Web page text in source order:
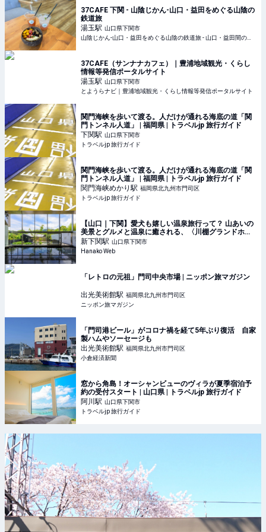
37CAFE 下関 - 山陰じかん-山口・益田をめぐる山陰の
鉄道旅
湯玉駅 山口県下関市
37CAFE（サンナナカフェ）｜豊浦地域観光・くらし
情報等発信ポータルサイト
湯玉駅 山口県下関市
とようらナビ｜豊浦地域観光・くらし情報等発信ポータルサイト
関門海峡を歩いて渡る。人だけが通れる海底の道「関
門トンネル人道」 | 福岡県 | トラベルjp 旅行ガイド
下関駅 山口県下関市
トラベルjp 旅行ガイド
関門海峡を歩いて渡る。人だけが通れる海底の道「関
門トンネル人道」 | 福岡県 | トラベルjp 旅行ガイド
関門海峡めかり駅 福岡県北九州市門司区
トラベルjp 旅行ガイド
【山口｜下関】愛犬も嬉しい温泉旅行って？ 山あいの
美景とグルメと温泉に癒される、〈川棚グランドホテ
ルお多福〉の休日。
新下関駅 山口県下関市
Hanako Web
「レトロの元祖」門司中央市場 | ニッポン旅マガジン
出光美術館駅 福岡県北九州市門司区
ニッポン旅マガジン
「門司港ビール」がコロナ禍を経て5年ぶり復活 自家
製ハムやソーセージも
出光美術館駅 福岡県北九州市門司区
小倉経済新聞
窓から角島！オーシャンビューのヴィラが夏季宿泊予
約の受付スタート | 山口県 | トラベルjp 旅行ガイド
阿川駅 山口県下関市
トラベルjp 旅行ガイド